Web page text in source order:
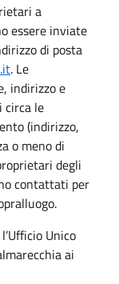
a
essere inviate
di posta
. Le
indirizzo e
circa le
(indirizzo,
o meno di
degli
contattati per
Unico
ai